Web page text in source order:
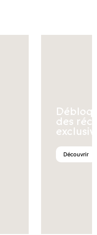
des
Découvrir